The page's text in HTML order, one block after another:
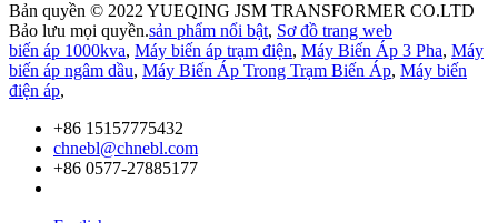
Bản quyền © 2022 YUEQING JSM TRANSFORMER CO.LTD
Bảo lưu mọi quyền.sản phẩm nổi bật, Sơ đồ trang web
biến áp 1000kva, Máy biến áp trạm điện, Máy Biến Áp 3 Pha, Máy
biến áp ngâm dầu, Máy Biến Áp Trong Trạm Biến Áp, Máy biến
điện áp,
+86 15157775432
chnebl@chnebl.com
+86 0577-27885177